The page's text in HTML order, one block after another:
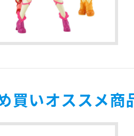
買いオススメ商